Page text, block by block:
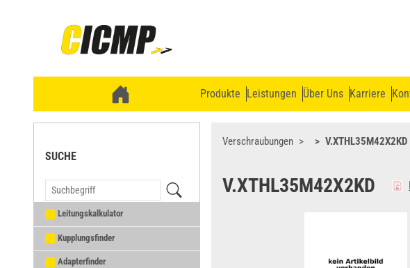
Produkte Leistungen Über Uns Karriere
SUCHE
Leitungskalkulator
Kupplungsfinder
Adapterfinder
Verschraubungen V.XTHL35M42X2KD
V.XTHL35M42X2KD